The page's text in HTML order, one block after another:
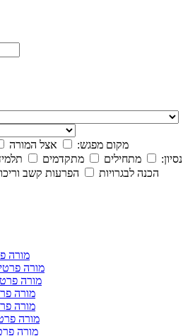
מקום מפגש:
אצל המורה
נסיון:
מתחילים מתקדמים
הכנה לבגרויות
הפרעות קשב
מורה
מורה
מורה
מורה
מורה
מורה
מורה